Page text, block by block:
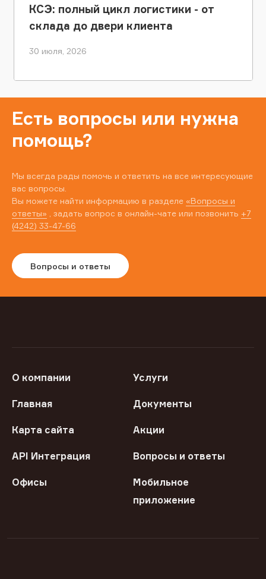
КСЭ: полный цикл логистики - от
склада до двери клиента
30 июля, 2026
Есть вопросы или нужна
помощь?
Мы всегда рады помочь и ответить на все интересующие
вас вопросы.
Вы можете найти информацию в разделе «Вопросы и
ответы» , задать вопрос в онлайн-чате или позвонить +7
(4242) 33-47-66
Вопросы и ответы
О компании Услуги
Главная Документы
Карта сайта Акции
API Интеграция Вопросы и ответы
Офисы
Мобильное
приложение